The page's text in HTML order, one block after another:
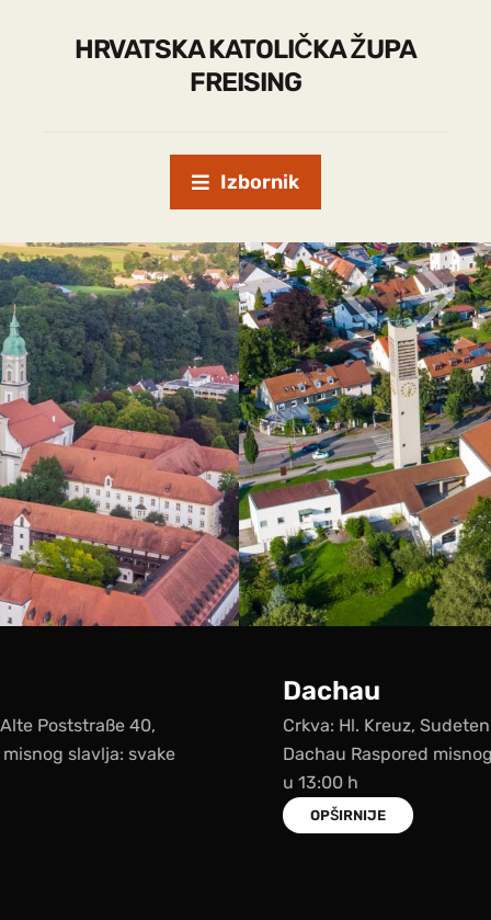
HRVATSKA KATOLIČKA ŽUPA
FREISING
Izbornik
Crkva: Hl. Kreuz, Sudetenlandstraße 62, 85221
Dachau Raspored misnog slavlja: svake nedjelje